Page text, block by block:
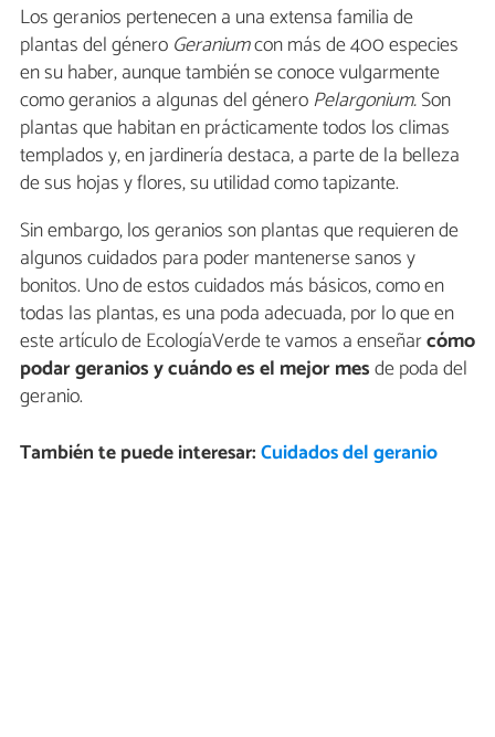
Los geranios pertenecen a una extensa familia de
plantas del género Geraniumcon más de 400 especies
en su haber, aunque también se conoce vulgarmente
como geranios a algunas del géneroPelargonium.Son
plantas que habitan en prácticamente todos los climas
templados y, en jardinería destaca, a parte de la belleza
de sus hojas y flores, su utilidad como tapizante.
Sin embargo, los geranios son plantas que requieren de
algunos cuidados para poder mantenerse sanos y
bonitos. Uno de estos cuidados más básicos, como en
todas las plantas, es una poda adecuada, por lo que en
este artículo de EcologíaVerde te vamos a enseñarcómo
podar geranios y cuándo es el mejor mesde poda del
geranio.
También te puede interesar:Cuidados del geranio